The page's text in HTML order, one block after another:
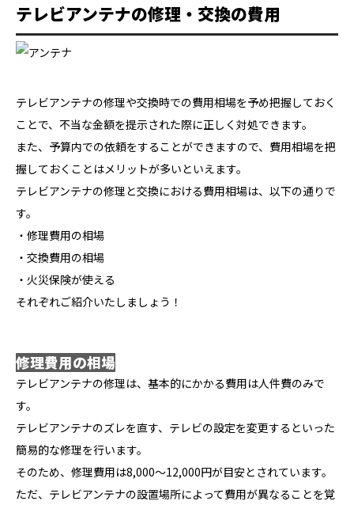
テレビアンテナの修理・交換の費用
テレビアンテナの修理や交換時での費用相場を予め把握しておく
ことで、不当な金額を提示された際に正しく対処できます。
また、予算内での依頼をすることができますので、費用相場を把
握しておくことはメリットが多いといえます。
テレビアンテナの修理と交換における費用相場は、以下の通りで
す。
・修理費用の相場
・交換費用の相場
・火災保険が使える
それぞれご紹介いたしましょう！
修理費用の相場
テレビアンテナの修理は、基本的にかかる費用は人件費のみで
す。
テレビアンテナのズレを直す、テレビの設定を変更するといった
簡易的な修理を行います。
そのため、修理費用は8,000〜12,000円が目安とされています。
ただ、テレビアンテナの設置場所によって費用が異なることを覚